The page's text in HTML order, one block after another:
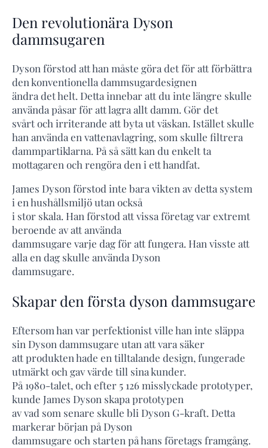
Den revolutionära Dyson
dammsugaren
Dyson förstod att han måste göra det för att förbättra
den konventionella dammsugardesignen
ändra det helt. Detta innebar att du inte längre skulle
använda påsar för att lagra allt damm. Gör det
svårt och irriterande att byta ut väskan. Istället skulle
han använda en vattenavlagring, som skulle filtrera
dammpartiklarna. På så sätt kan du enkelt ta
mottagaren och rengöra den i ett handfat.
James Dyson förstod inte bara vikten av detta system
i en hushållsmiljö utan också
i stor skala. Han förstod att vissa företag var extremt
beroende av att använda
dammsugare varje dag för att fungera. Han visste att
alla en dag skulle använda Dyson
dammsugare.
Skapar den första dyson dammsugare
Eftersom han var perfektionist ville han inte släppa
sin Dyson dammsugare utan att vara säker
att produkten hade en tilltalande design, fungerade
utmärkt och gav värde till sina kunder.
På 1980-talet, och efter 5 126 misslyckade prototyper,
kunde James Dyson skapa prototypen
av vad som senare skulle bli Dyson G-kraft. Detta
markerar början på Dyson
dammsugare och starten på hans företags framgång.